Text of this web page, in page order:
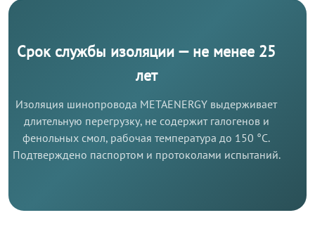
Срок службы изоляции — не менее 25
лет
Изоляция шинопровода METAENERGY выдерживает
длительную перегрузку, не содержит галогенов и
фенольных смол, рабочая температура до 150 °C.
Подтверждено паспортом и протоколами испытаний.